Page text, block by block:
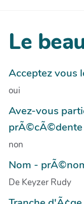
Le
Acceptez vous
oui
Avez-vous
non
Nom -
De Keyzer Rudy